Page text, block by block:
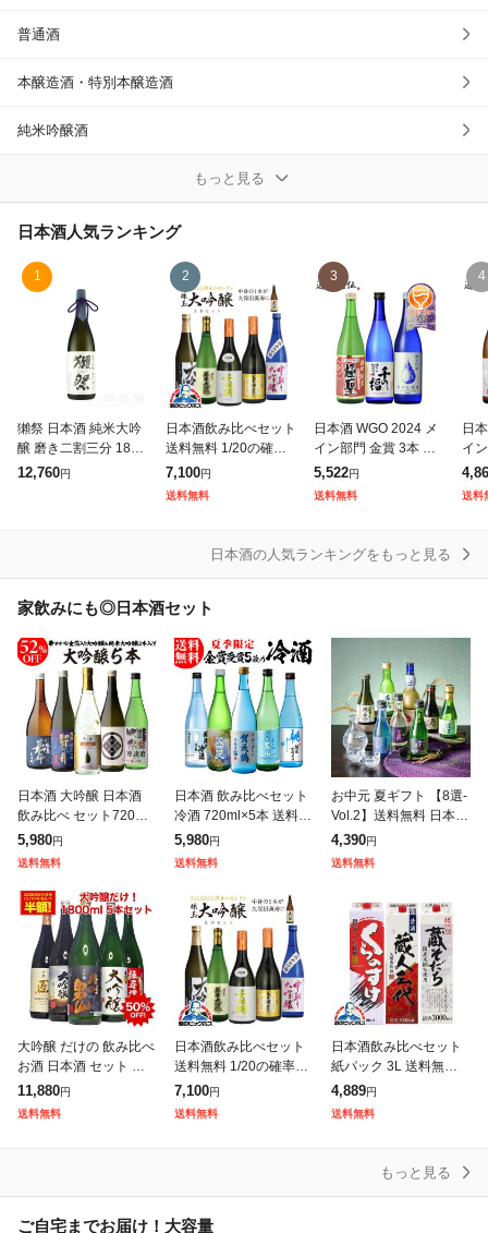
普通酒
本醸造酒・特別本醸造酒
純米吟醸酒
純米酒・特別純米酒
その他日本酒
もっと見る
日本酒人気ランキング
1
獺祭 日本酒 純米大吟
醸 磨き二割三分 1800
Dassai 23 だっさい
12,760円
2
日本酒飲み比べセット
送料無料 1/20の確率
でどれかが久保田に代
わる!全部大吟醸ラッ
キーセット 720ml×5
7,100円
送料無料
3
日本酒 WGO 2024 メ
イン部門 金賞 3本 飲
み比べセット 720ml
極聖 千福 小西 ワイン
グラスでおいしい日本
5,522円
送料無料
4
日
イ
み
爛
ン
送料
日本酒の人気ランキングをもっと見る
家飲みにも◎日本酒セット
日本酒 大吟醸 日本酒
飲み比べ セット720ml
5本 お中元 御中元 御歳
暮 お歳暮 RSL
5,980円
送料無料
日本酒 飲み比べセット
冷酒 720ml×5本 送料無
料 夏酒 お酒 清酒 誕生
日 ギフト プレゼント
長S
5,980円
送料無料
お中元 夏ギフト 【8選-
Vol.2】送料無料 日本酒
ギフト 純米大吟醸 八海
山入り 旨飲み8選 飲み
比べ セット 『GFT』
4,390円
送料無料
大吟醸 だけの 飲み比べ
お酒 日本酒 セット 大
吟醸 1800ml 5本セット
50%OFF 第11弾 酒 地
酒 日本酒 ギフ
11,880円
送料無料
日本酒飲み比べセット
送料無料 1/20の確率で
どれかが久保田に代わ
る!全部大吟醸ラッキー
セット 720ml×5本『O
7,100円
送料無料
日本酒飲み比べセット
紙パック 3L 送料無料
小山本家 3000ml×3種
くらのすけ/蔵そだち/蔵
人三代『OMS』
4,889円
送料無料
もっと見る
ご自宅までお届け！大容量